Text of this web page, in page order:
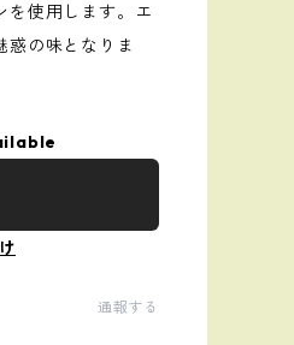
を使用します。エ
惑の味となりま
通報する